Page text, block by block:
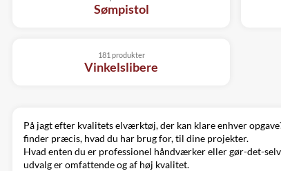
Sømpistol
Vinkelslibere
181 produkter
På jagt efter kvalitets elværktøj, der kan klare enhver
finder præcis, hvad du har brug for, til dine projekter.
Hvad enten du er professionel håndværker eller gør-det-
udvalg er omfattende og af høj kvalitet.